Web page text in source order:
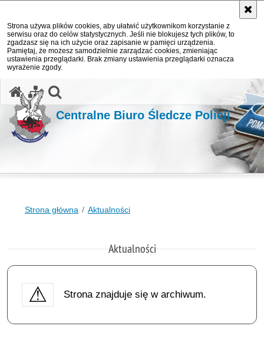
Strona używa plików cookies, aby ułatwić użytkownikom korzystanie z
serwisu oraz do celów statystycznych. Jeśli nie blokujesz tych plików, to
zgadzasz się na ich użycie oraz zapisanie w pamięci urządzenia.
Pamiętaj, że możesz samodzielnie zarządzać cookies, zmieniając
ustawienia przeglądarki. Brak zmiany ustawienia przeglądarki oznacza
wyrażenie zgody.
Centralne Biuro Śledcze Policji
Strona główna Aktualności
Aktualności
Strona znajduje się w archiwum.